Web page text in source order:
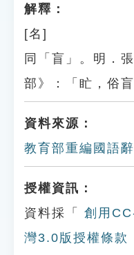
解釋：
[名]
同「盲」。明．
部》：「盳，俗盲
資料來源：
教育部重編國語
授權資訊：
資料採「
創用
灣3.0版授權條款